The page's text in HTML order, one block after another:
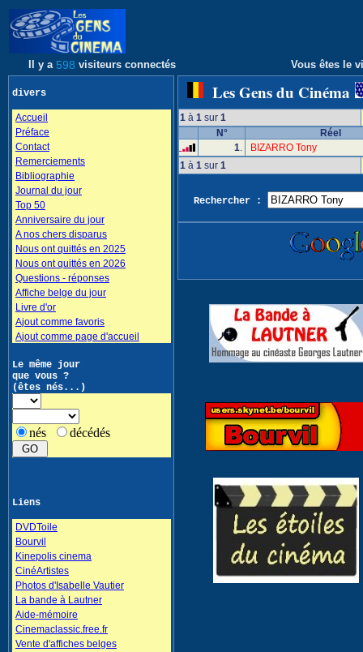
Il y a 598 visiteurs connectés Vous êtes le
divers
Accueil
Préface
Contact
Remerciements
Bibliographie
Journal du jour
Top 50
Anniversaire du jour
A nos chers disparus
Nous ont quittés en 2025
Nous ont quittés en 2026
Questions - réponses
Affiche belge du jour
Livre d'or
Ajout comme favoris
Ajout comme page d'accueil
Le même jour
que vous ?
(êtes nés...)
nés décédés
Liens
DVDToile
Bourvil
Kinepolis cinema
CinéArtistes
Photos d'Isabelle Vautier
La bande à Lautner
Aide-mémoire
Cinemaclassic.free.fr
Vente d'affiches belges
Les Gens du Cinéma
1 à 1 sur 1
N°
Réel
1.
BIZARRO Tony
1 à 1 sur 1
Rechercher :